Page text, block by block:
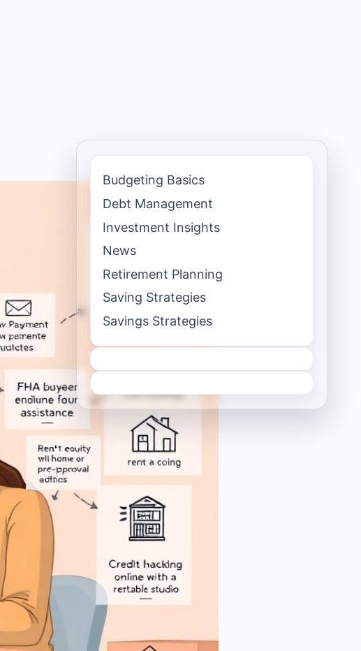
Budgeting Basics
Debt Management
Investment Insights
News
Retirement Planning
Saving Strategies
Savings Strategies